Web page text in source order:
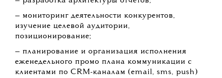
— мониторинг деятельности конкурентов,
изучение целевой аудитории,
позиционирование;
— планирование и организация исполнения
еженедельного промо плана коммуникации с
клиентами по CRM-каналам (email, sms, push)